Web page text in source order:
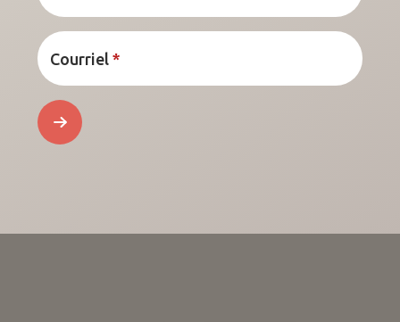
Courriel *